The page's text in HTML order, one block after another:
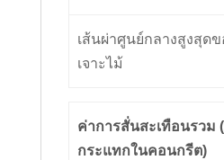
เส้นผ่าศูนย์กลางสูงสุดข
เจาะไม้
ค่าการสั่นสะเทือนรวม (
กระแทกในคอนกรีต)